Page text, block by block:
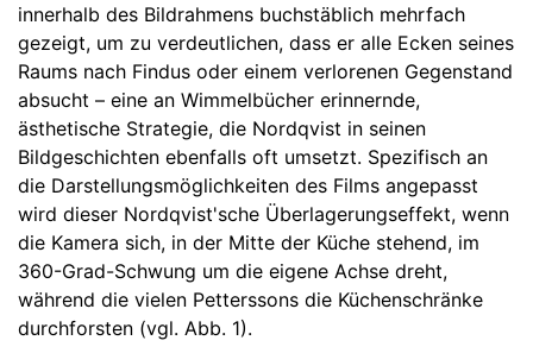
innerhalb des Bildrahmens buchstäblich mehrfach
gezeigt, um zu verdeutlichen, dass er alle Ecken seines
Raums nach Findus oder einem verlorenen Gegenstand
absucht – eine an Wimmelbücher erinnernde,
ästhetische Strategie, die Nordqvist in seinen
Bildgeschichten ebenfalls oft umsetzt. Spezifisch an
die Darstellungsmöglichkeiten des Films angepasst
wird dieser Nordqvist'sche Überlagerungseffekt, wenn
die Kamera sich, in der Mitte der Küche stehend, im
360-Grad-Schwung um die eigene Achse dreht,
während die vielen Petterssons die Küchenschränke
durchforsten (vgl. Abb. 1).